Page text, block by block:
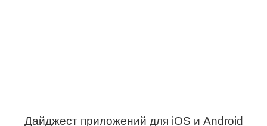
Дайджест приложений для iOS и Android